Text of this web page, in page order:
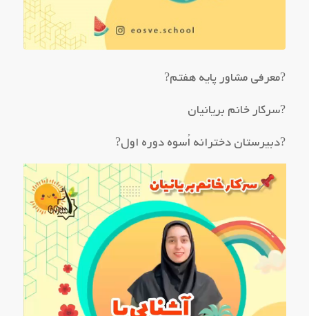
?معرفی مشاور پایه هفتم?
?سرکار خانم بریانیان
?دبیرستان دخترانه اُسوه دوره اول?